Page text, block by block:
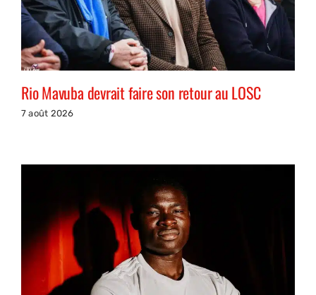
Rio Mavuba devrait faire son retour au LOSC
7 août 2026